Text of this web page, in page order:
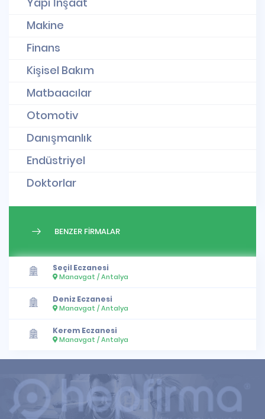
Makine
Finans
Kişisel Bakım
Matbaacılar
Otomotiv
Danışmanlık
Endüstriyel
Doktorlar
BENZER FİRMALAR
Seçil Eczanesi
Manavgat / Antalya
Deniz Eczanesi
Manavgat / Antalya
Kerem Eczanesi
Manavgat / Antalya